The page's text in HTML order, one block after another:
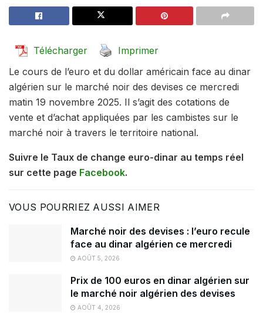
Télécharger
Imprimer
Le cours de l’euro et du dollar américain face au dinar
algérien sur le marché noir des devises ce mercredi
matin 19 novembre 2025. Il s’agit des cotations de
vente et d’achat appliquées par les cambistes sur le
marché noir à travers le territoire national.
Suivre le Taux de change euro-dinar au temps réel
sur cette page Facebook.
VOUS POURRIEZ AUSSI AIMER
Marché noir des devises : l’euro recule
face au dinar algérien ce mercredi
AOÛT 5, 2026
Prix de 100 euros en dinar algérien sur
le marché noir algérien des devises
AOÛT 4, 2026